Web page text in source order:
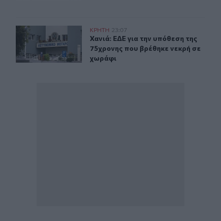
Χανιά: ΕΔΕ για την υπόθεση της 75χρονης που βρέθηκε
ΚΡΗΤΗ 23:07
Χανιά: ΕΔΕ για την υπόθεση της
Χανιά: ΕΔΕ για την υπόθεση της
75χρονης που βρέθηκε νεκρή σε
χωράφι